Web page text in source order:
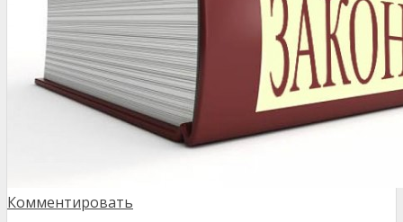
Комментировать